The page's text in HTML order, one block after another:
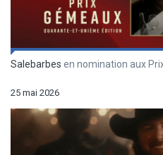
Salebarbes en nomination aux
25 mai 2026